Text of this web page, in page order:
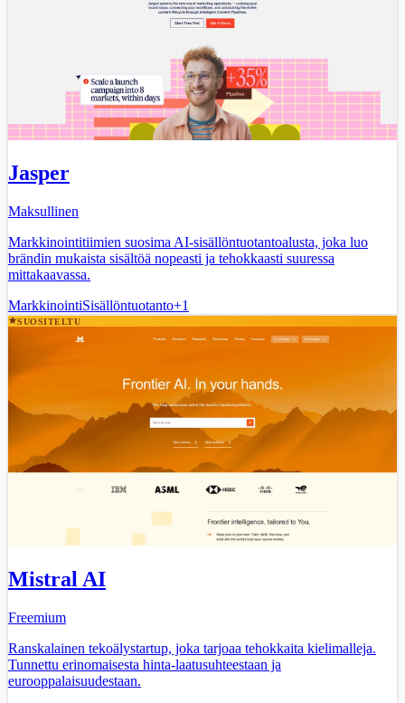
Jasper
Maksullinen
Markkinointitiimien suosima AI-sisällöntuotantoalusta, joka luo
brändin mukaista sisältöä nopeasti ja tehokkaasti suuressa
mittakaavassa.
MarkkinointiSisällöntuotanto+1
SUOSITELTU
Mistral AI
Freemium
Ranskalainen tekoälystartup, joka tarjoaa tehokkaita kielimalleja.
Tunnettu erinomaisesta hinta-laatusuhteestaan ja
eurooppalaisuudestaan.